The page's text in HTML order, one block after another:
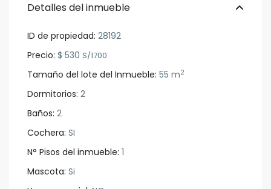
Detalles del inmueble
ID de propiedad: 28192
Precio: $ 530S/1700
Tamaño del lote del Inmueble: 55 m2
Dormitorios: 2
Baños: 2
Cochera: SI
N° Pisos del inmueble: 1
Mascota: Si